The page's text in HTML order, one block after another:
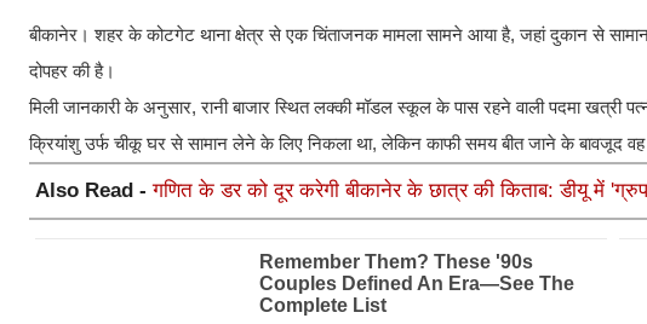
बीकानेर। शहर के कोटगेट थाना क्षेत्र से एक चिंताजनक मामला सामने आया है, जहां दुकान से
दोपहर की है।
मिली जानकारी के अनुसार, रानी बाजार स्थित लक्की मॉडल स्कूल के पास रहने वाली पदमा खत्री
क्रियांशु उर्फ चीकू घर से सामान लेने के लिए निकला था, लेकिन काफी समय बीत जाने के बावजूद वह
Also Read -गणित के डर को दूर करेगी बीकानेर के छात्र की किताब: डीयू में 'ग्रुप